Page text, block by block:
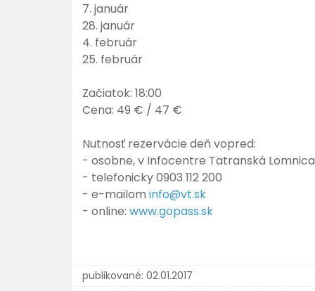
7. január
28. január
4. február
25. február
Začiatok: 18:00
Cena: 49 € / 47 €
Nutnosť rezervácie deň vopred:
- osobne, v Infocentre Tatranská Lomnica
- telefonicky 0903 112 200
- e-mailom info@vt.sk
- online: www.gopass.sk
publikované: 02.01.2017